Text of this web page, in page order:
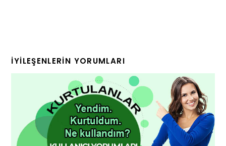
İYILEŞENLERIN YORUMLARI